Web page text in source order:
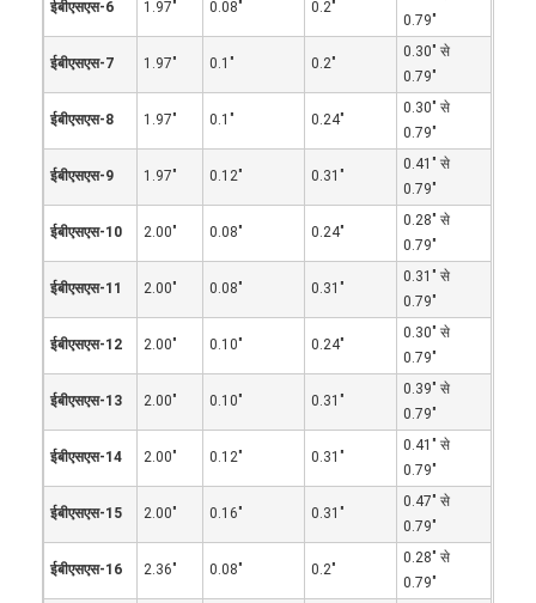
ईबीएसएस-6 1.97" 0.08" 0.2"
0.79"
ईबीएसएस-7 1.97" 0.1" 0.2"
0.30" से
0.79"
ईबीएसएस-8 1.97" 0.1" 0.24"
0.30" से
0.79"
ईबीएसएस-9 1.97" 0.12" 0.31"
0.41" से
0.79"
ईबीएसएस-10 2.00" 0.08" 0.24"
0.28" से
0.79"
ईबीएसएस-11 2.00" 0.08" 0.31"
0.31" से
0.79"
ईबीएसएस-12 2.00" 0.10" 0.24"
0.30" से
0.79"
ईबीएसएस-13 2.00" 0.10" 0.31"
0.39" से
0.79"
ईबीएसएस-14 2.00" 0.12" 0.31"
0.41" से
0.79"
ईबीएसएस-15 2.00" 0.16" 0.31"
0.47" से
0.79"
ईबीएसएस-16 2.36" 0.08" 0.2"
0.28" से
0.79"